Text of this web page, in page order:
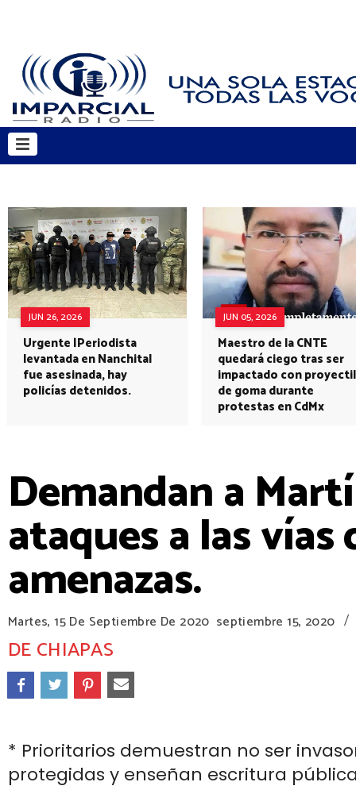
JUN 26, 2026
Urgente |Periodista
levantada en Nanchital
fue asesinada, hay
policías detenidos.
JUN 05, 2026
Maestro de la CNTE
quedará ciego tras ser
impactado con proyectil
de goma durante
protestas en CdMx
Demandan a
ataques a las
amenazas.
Martes, 15 De Septiembre De 2020 septiembre 15, 2020 /
DE CHIAPAS
* Prioritarios demuestran no ser
protegidas y enseñan escritura